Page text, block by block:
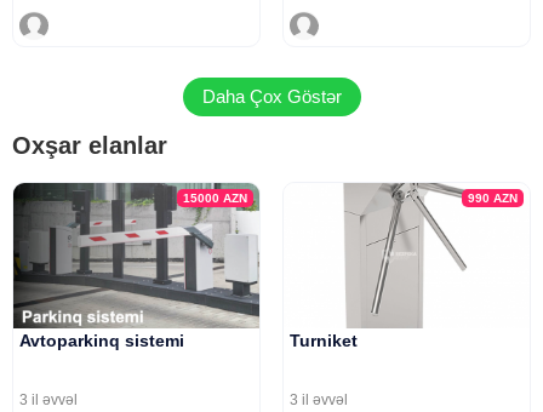
Daha Çox Göstər
Oxşar elanlar
15000AZN
Avtoparkinq sistemi
3 il əvvəl
990 AZN
Turniket
3 il əvvəl